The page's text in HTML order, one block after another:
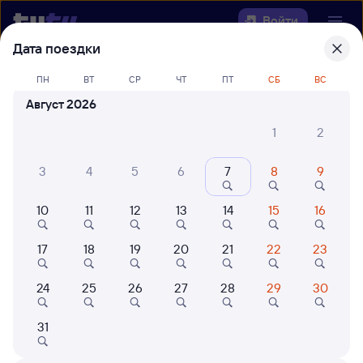
Войти
Выберите день, чтобы найтиж/д
билеты Ночка — Максатиха
42 млн путешествуют с
Дата поездки
ПН ВТ СР ЧТ ПТ СБ ВС
Август 2026
1
2
3 4 5 6 7 8 9
10 11 12 13 14 15 16
17 18 19 20 21 22 23
24 25 26 27 28 29 30
31